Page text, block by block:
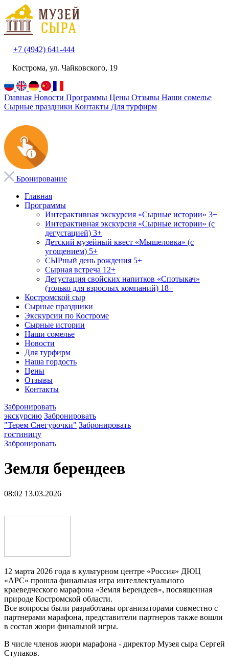
+7 (4942) 641-444
Кострома, ул. Чайковского, 19
Главная Новости Программы Цены Отзывы Наши сомелье
Сырные праздники Контакты Для турфирм
Бронирование
Главная
Программы
Интерактивная экскурсия «Сырные истории» 3+
Интерактивная экскурсия «Сырные истории» (с
дегустацией) 3+
Детский музейный квест «Мышеловка» (с
угощением) 5+
СЫРный день рождения 5+
Сырная встреча 12+
Дегустация свойских напитков «Спотыкач»
(только для взрослых компаний) 18+
Костромской сыр
Сырные праздники
Экскурсии по Костроме
Сырные истории
Наши сомелье
Новости
Для турфирм
Наша гордость
Цены
Отзывы
Контакты
Забронировать
экскурсию Забронировать
"Терем Снегурочки" Забронировать
гостиницу
Забронировать
Земля берендеев
08:02 13.03.2026
12 марта 2026 года в культурном центре «Россия» ДЮЦ
«АРС» прошла финальная игра интеллектуального
краеведческого марафона «Земля Берендеев», посвященная
природе Костромской области.
Все вопросы были разработаны организаторами совместно с
партнерами марафона, представители партнеров также вошли
в состав жюри финальной игры.
В числе членов жюри марафона - директор Музея сыра Сергей
Ступаков.